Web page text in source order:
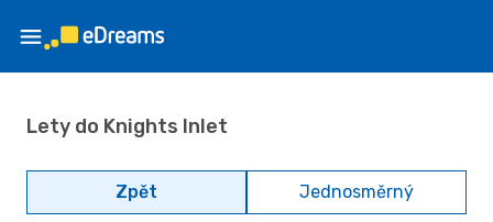
Lety do Knights Inlet
Zpět Jednosměrný